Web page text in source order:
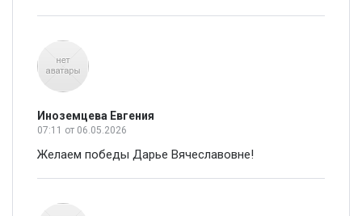
Иноземцева Евгения
07:11 от 06.05.2026
Желаем победы Дарье Вячеславовне!